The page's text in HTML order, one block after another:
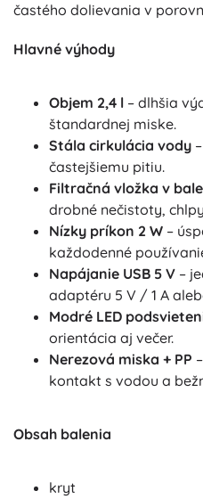
častého dolievania v
Hlavné výhody
Objem 2,4 l – dlhšia
štandardnej miske.
Stála cirkulácia vody
častejšiemu pitiu.
Filtračná vložka v
drobné nečistoty,
Nízky príkon 2 W –
každodenné
Napájanie USB 5 V –
adaptéru 5 V / 1 A
Modré LED
orientácia aj večer.
Nerezová miska + PP
kontakt s vodou a
Obsah balenia
kryt